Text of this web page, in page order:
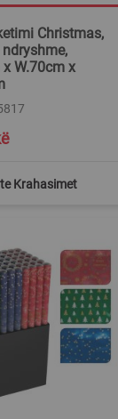
Christmas,
W.70cm x
Krahasimet